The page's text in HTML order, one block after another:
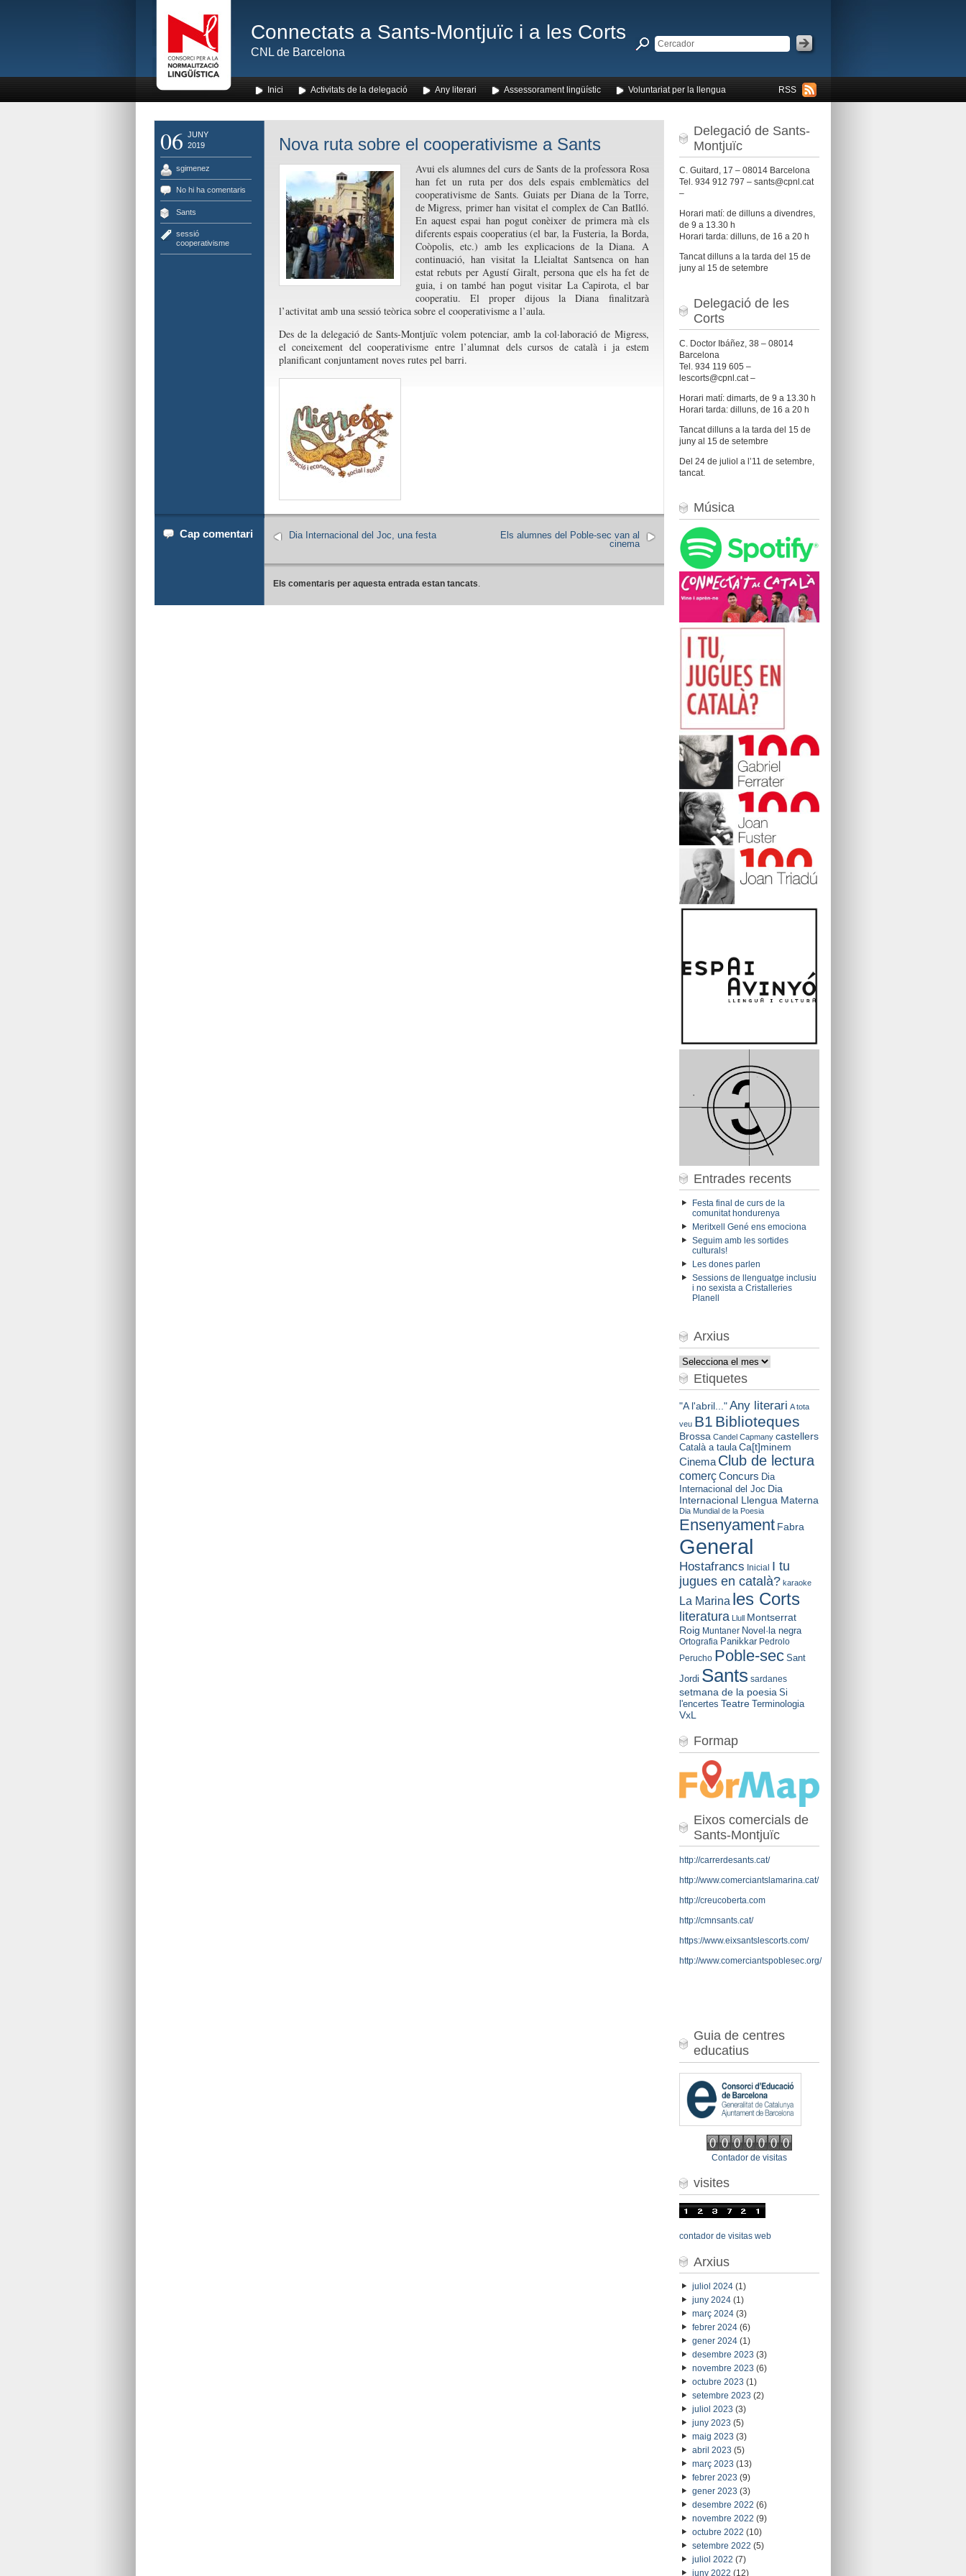
Connectats a Sants-Montjuïc i a les Corts
CNL de Barcelona
RSS
Inici Activitats de la delegació Any literari Assessorament lingüístic Voluntariat per la llengua
06 JUNY
2019
sgimenez
No hi ha comentaris
Sants
sessió
cooperativisme
Nova ruta sobre el cooperativisme a Sants
Avui els alumnes del curs de Sants de la professora Rosa
han fet un ruta per dos dels espais emblemàtics del
cooperativisme de Sants. Guiats per Diana de la Torre,
de Migress, primer han visitat el complex de Can Batlló.
En aquest espai han pogut conèixer de primera mà els
diferents espais cooperatius (el bar, la Fusteria, la Borda,
Coòpolis, etc.) amb les explicacions de la Diana. A
continuació, han visitat la Lleialtat Santsenca on han
estat rebuts per Agustí Giralt, persona que els ha fet de
guia, i on també han pogut visitar La Capirota, el bar
cooperatiu. El proper dijous la Diana finalitzarà
l’activitat amb una sessió teòrica sobre el cooperativisme a l’aula.
Des de la delegació de Sants-Montjuïc volem potenciar, amb la col·laboració de Migress,
el coneixement del cooperativisme entre l’alumnat dels cursos de català i ja estem
planificant conjuntament noves rutes pel barri.
Cap comentari
Els alumnes del Poble-sec van al
cinema
Dia Internacional del Joc, una festa
Els comentaris per aquesta entrada estan tancats.
Delegació de Sants-
Montjuïc
C. Guitard, 17 – 08014 Barcelona
Tel. 934 912 797 – sants@cpnl.cat
–
Horari matí: de dilluns a divendres,
de 9 a 13.30 h
Horari tarda: dilluns, de 16 a 20 h
Tancat dilluns a la tarda del 15 de
juny al 15 de setembre
Delegació de les
Corts
C. Doctor Ibáñez, 38 – 08014
Barcelona
Tel. 934 119 605 –
lescorts@cpnl.cat –
Horari matí: dimarts, de 9 a 13.30 h
Horari tarda: dilluns, de 16 a 20 h
Tancat dilluns a la tarda del 15 de
juny al 15 de setembre
Del 24 de juliol a l’11 de setembre,
tancat.
Música
Entrades recents
Festa final de curs de la
comunitat hondurenya
Meritxell Gené ens emociona
Seguim amb les sortides
culturals!
Les dones parlen
Sessions de llenguatge inclusiu
i no sexista a Cristalleries
Planell
Arxius
Arxius
Etiquetes
"A l'abril..." Any literari A tota
veu B1 Biblioteques
Brossa Candel Capmany castellers
Català a taula Ca[t]minem
Cinema Club de lectura
comerç Concurs Dia
Internacional del Joc Dia
Internacional Llengua Materna
Dia Mundial de la Poesia
Ensenyament Fabra
General
Hostafrancs Inicial I tu
jugues en català? karaoke
La Marina les Corts
literatura Llull Montserrat
Roig Muntaner Novel·la negra
Ortografia Panikkar Pedrolo
Perucho Poble-sec Sant
Jordi Sants sardanes
setmana de la poesia Si
l'encertes Teatre Terminologia
VxL
Formap
Eixos comercials de
Sants-Montjuïc
http://carrerdesants.cat/
http://www.comerciantslamarina.cat/
http://creucoberta.com
http://cmnsants.cat/
https://www.eixsantslescorts.com/
http://www.comerciantspoblesec.org/
Guia de centres
educatius
Contador de visitas
visites
contador de visitas web
Arxius
juliol 2024(1)
juny 2024(1)
març 2024(3)
febrer 2024(6)
gener 2024(1)
desembre 2023 (3)
novembre 2023 (6)
octubre 2023 (1)
setembre 2023 (2)
juliol 2023 (3)
juny 2023 (5)
maig 2023 (3)
abril 2023 (5)
març 2023 (13)
febrer 2023 (9)
gener 2023 (3)
desembre 2022 (6)
novembre 2022 (9)
octubre 2022 (10)
setembre 2022 (5)
juliol 2022 (7)
juny 2022 (12)